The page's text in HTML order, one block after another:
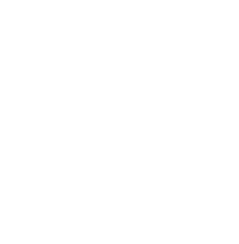
GRISE)
le pays d'achat.
contrôle technique.